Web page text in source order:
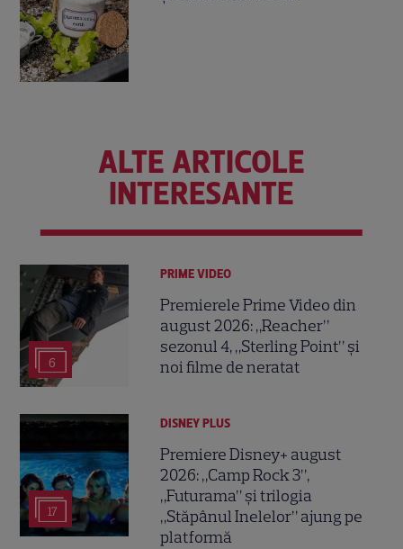
ALTE ARTICOLE
INTERESANTE
6
PRIME VIDEO
Premierele Prime Video din
august 2026: „Reacher”
sezonul 4, „Sterling Point” și
noi filme de neratat
17
DISNEY PLUS
Premiere Disney+ august
2026: „Camp Rock 3”,
„Futurama” și trilogia
„Stăpânul Inelelor” ajung pe
platformă